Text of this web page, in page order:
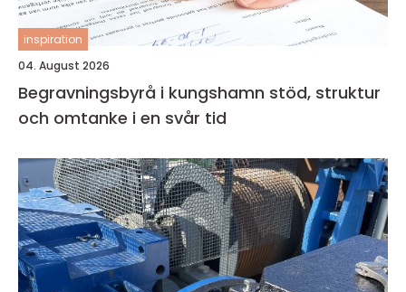
inspiration
04. August 2026
Begravningsbyrå i kungshamn stöd, struktur
och omtanke i en svår tid